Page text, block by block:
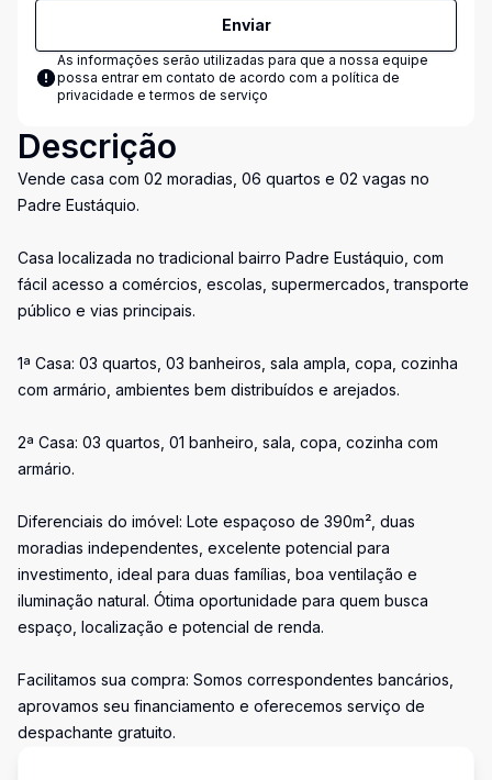
Enviar
As informações serão utilizadas para que a nossa equipe
possa entrar em contato de acordo com a política de
privacidade e termos de serviço
Descrição
Vende casa com 02 moradias, 06 quartos e 02 vagas no
Padre Eustáquio.
Casa localizada no tradicional bairro Padre Eustáquio, com
fácil acesso a comércios, escolas, supermercados, transporte
público e vias principais.
1ª Casa: 03 quartos, 03 banheiros, sala ampla, copa, cozinha
com armário, ambientes bem distribuídos e arejados.
2ª Casa: 03 quartos, 01 banheiro, sala, copa, cozinha com
armário.
Diferenciais do imóvel: Lote espaçoso de 390m², duas
moradias independentes, excelente potencial para
investimento, ideal para duas famílias, boa ventilação e
iluminação natural. Ótima oportunidade para quem busca
espaço, localização e potencial de renda.
Facilitamos sua compra: Somos correspondentes bancários,
aprovamos seu financiamento e oferecemos serviço de
despachante gratuito.